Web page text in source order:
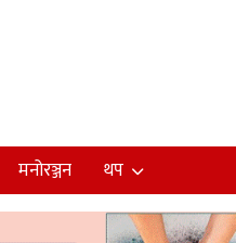
मनोरञ्जन थप